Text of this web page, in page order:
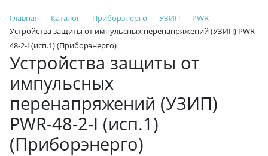
Главная Каталог Приборэнерго УЗИП
PWR
Устройства защиты от импульсных перенапряжений (УЗИП) PWR-
48-2-I (исп.1) (Приборэнерго)
Устройства защиты от
импульсных
перенапряжений (УЗИП)
PWR-48-2-I (исп.1)
(Приборэнерго)